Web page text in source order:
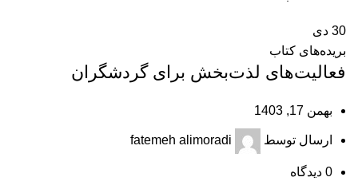
30 دی
بریده‌های کتاب
فعالیت‌های لذت‌بخش برای گردشگران
بهمن 17, 1403
ارسال توسط fatemeh alimoradi
0 دیدگاه